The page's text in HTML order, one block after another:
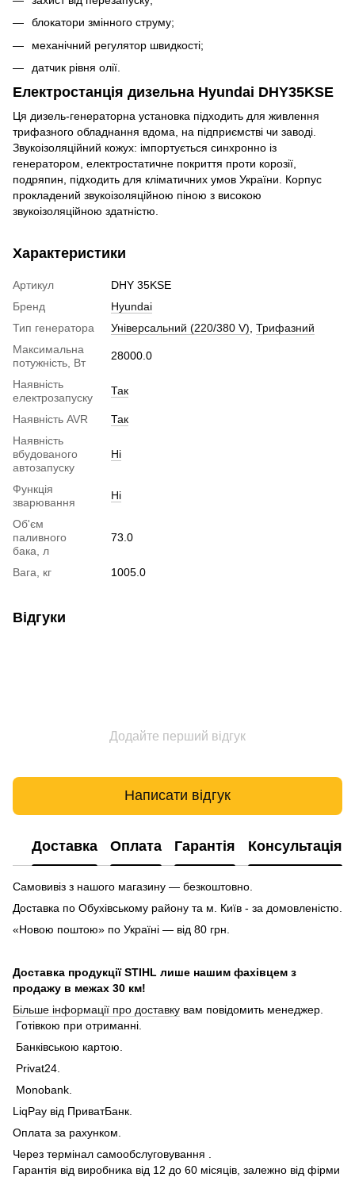
блокатори змінного струму;
механічний регулятор швидкості;
датчик рівня олії.
Електростанція дизельна Hyundai DHY35KSE
Ця дизель-генераторна установка підходить для живлення
трифазного обладнання вдома, на підприємстві чи заводі.
Звукоізоляційний кожух: імпортується синхронно із
генератором, електростатичне покриття проти корозії,
подряпин, підходить для кліматичних умов України. Корпус
прокладений звукоізоляційною піною з високою
звукоізоляційною здатністю.
Характеристики
Артикул
DHY 35KSE
Бренд
Hyundai
Тип генератора
Універсальний (220/380 V) Трифазний
Максимальна
потужність, Вт
28000.0
Наявність
електрозапуску
Так
Наявність AVR
Так
Наявність
вбудованого
автозапуску
Ні
Функція
зварювання
Ні
Об'єм
паливного
бака, л
73.0
Вага, кг 1005.0
Відгуки
Додайте перший відгук
Написати відгук
Доставка Оплата Гарантія Консультація
Самовивіз з нашого магазину — безкоштовно.
Доставка по Обухівському району та м. Київ - за домовленістю.
«Новою поштою» по Україні — від 80 грн.
Доставка продукції STIHL лише нашим фахівцем з
продажу в межах 30 км!
Більше інформації про доставку вам повідомить менеджер.
Готівкою при отриманні.
Банківською картою.
Privat24.
Monobank.
LiqPay від ПриватБанк.
Оплата за рахунком.
Через термінал самообслуговування .
Гарантія від виробника від 12 до 60 місяців, залежно від фірми